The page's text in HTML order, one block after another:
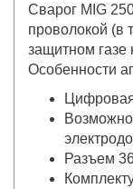
Сварог MIG
проволокой (в
защитном газе
Особенности
Разъем